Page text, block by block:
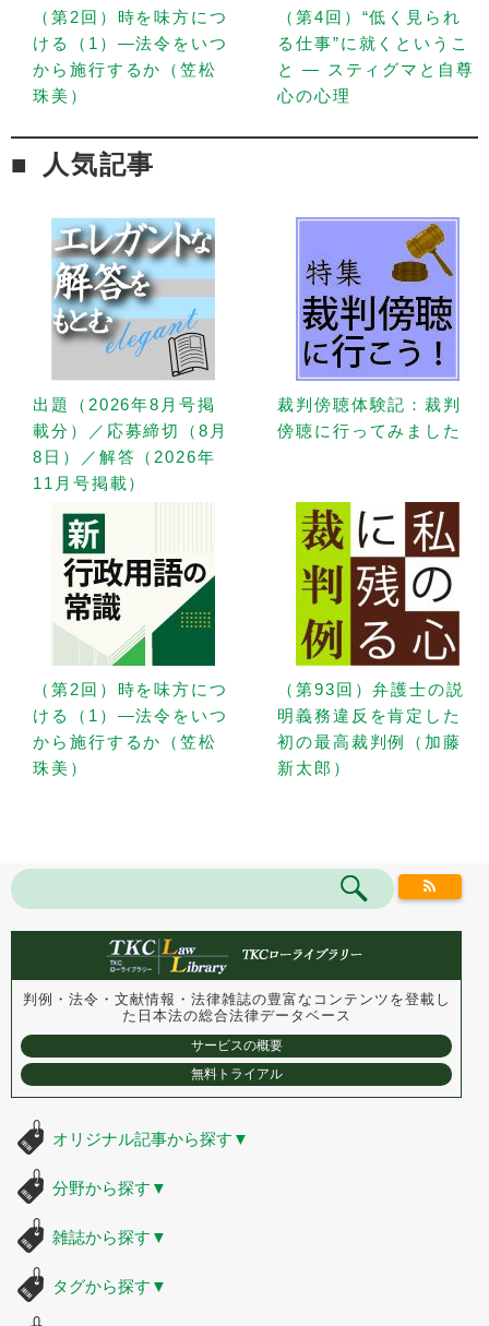
（第2回）時を味方につ
ける（1）—法令をいつ
から施行するか（笠松
珠美）
（第4回）“低く見られ
る仕事”に就くというこ
と — スティグマと自尊
心の心理
人気記事
出題（2026年8月号掲
載分）／応募締切（8月
8日）／解答（2026年
11月号掲載）
裁判傍聴体験記：裁判
傍聴に行ってみました
（第2回）時を味方につ
ける（1）—法令をいつ
から施行するか（笠松
珠美）
（第93回）弁護士の説
明義務違反を肯定した
初の最高裁判例（加藤
新太郎）
判例・法令・文献情報・法律雑誌の豊富なコンテンツを登載し
た 日本法の総合法律データベース
サービスの概要
無料トライアル
オリジナル記事から探す ▼
分野から探す ▼
雑誌から探す ▼
タグから探す ▼